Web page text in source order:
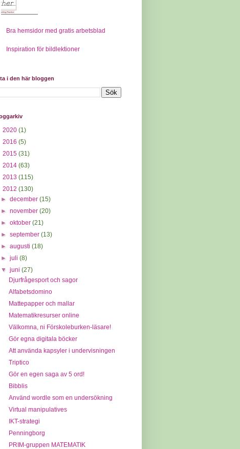
Bra hemsidor med gratis arbetsblad
Inspiration för bildlektioner
i den här bloggen
2020 (1)
2016 (5)
2015 (31)
2014 (63)
2013 (115)
2012 (130)
►december(15)
►november(20)
►oktober(21)
►september(13)
►augusti(18)
►juli(8)
▼juni(27)
Djurfrågesport och sagor
Alfabetsdomino
Mattepapper och mallar
Matematikresurser online
Välkomna, ni Förskoleburken-läsare!
Gör egna digitala böcker
Att använda kapsyler i undervisningen
Triptico
Gör en egen saga av 5 ord!
Bibblis
Använd wordle som en undersökning
Virtual manipulatives
IKT-strategi
Penningborg
PRIM-gruppen MATEMATIK